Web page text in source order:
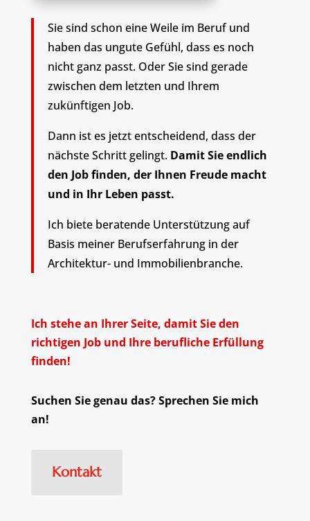
Sie sind schon eine Weile im Beruf und
haben das ungute Gefühl, dass es noch
nicht ganz passt. Oder Sie sind gerade
zwischen dem letzten und Ihrem
zukünftigen Job.
Dann ist es jetzt entscheidend, dass der
nächste Schritt gelingt. Damit Sie endlich
den Job finden, der Ihnen Freude macht
und in Ihr Leben passt.
Ich biete beratende Unterstützung auf
Basis meiner Berufserfahrung in der
Architektur- und Immobilienbranche.
Ich stehe an Ihrer Seite, damit Sie den
richtigen Job und Ihre berufliche Erfüllung
finden!
Suchen Sie genau das? Sprechen Sie mich
an!
Kontakt